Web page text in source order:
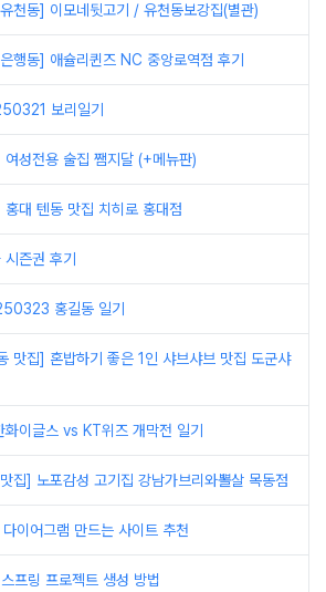
천동] 이모네뒷고기 / 유천동보강집(별관)
행동] 애슐리퀸즈 NC 중앙로역점 후기
보리일기
여성전용 술집 쨈지달 (+메뉴판)
홍대 텐동 맛집 치히로 홍대점
즌권 후기
홍길동 일기
맛집] 혼밥하기 좋은 1인 샤브샤브 맛집 도군샤
이글스 vs KT위즈 개막전 일기
집] 노포감성 고기집 강남가브리와뽈살 목동점
이어그램 만드는 사이트 추천
프링 프로젝트 생성 방법